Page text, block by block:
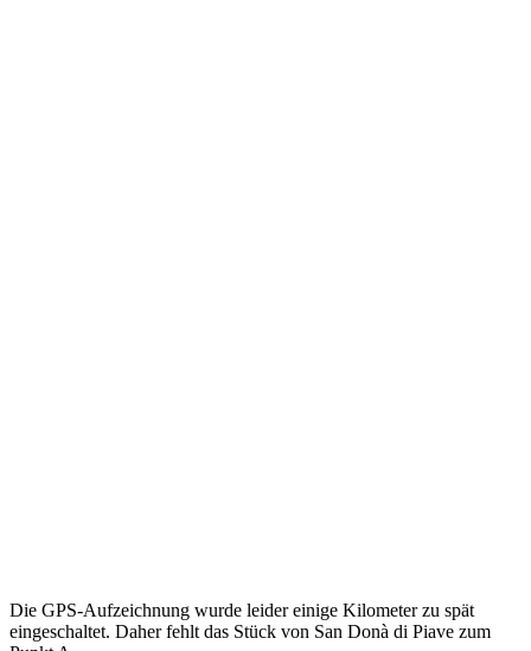
Die GPS-Aufzeichnung wurde leider einige Kilometer zu spät
eingeschaltet. Daher fehlt das Stück von San Donà di Piave zum